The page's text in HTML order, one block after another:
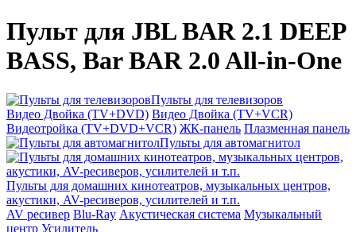
Пульт для JBL BAR 2.1 DEEP
BASS, Bar BAR 2.0 All-in-One
Пульты для телевизоров
Видео Двойка (TV+DVD) Видео Двойка (TV+VCR)
Видеотройка (TV+DVD+VCR) ЖК-панель Плазменная панель
Пульты для автомагнитол
Пульты для домашних кинотеатров, музыкальных центров,
акустики, AV-ресиверов, усилителей и т.п.
AV ресивер Blu-Ray Акустическая система Музыкальный
центр Усилитель